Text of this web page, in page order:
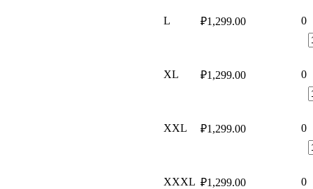
L ₽1,299.00 0
XL ₽1,299.00 0
XXL ₽1,299.00 0
XXXL ₽1,299.00 0